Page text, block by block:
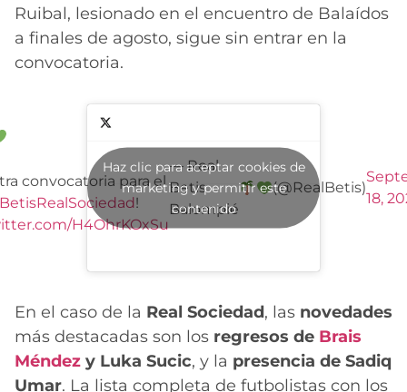
Ruibal, lesionado en el encuentro de Balaídos
a finales de agosto, sigue sin entrar en la
convocatoria.
convocatoria para el
!
H4OhrKOxSu
— Real
Betis
Balompié
(@RealBetis)
18,
Haz clic para aceptar cookies de
marketing y permitir este
contenido
En el caso de la Real Sociedad, las novedades
más destacadas son los regresos de Brais
Méndez y Luka Sucic, y la presencia de Sadiq
Umar. La lista completa de futbolistas con los